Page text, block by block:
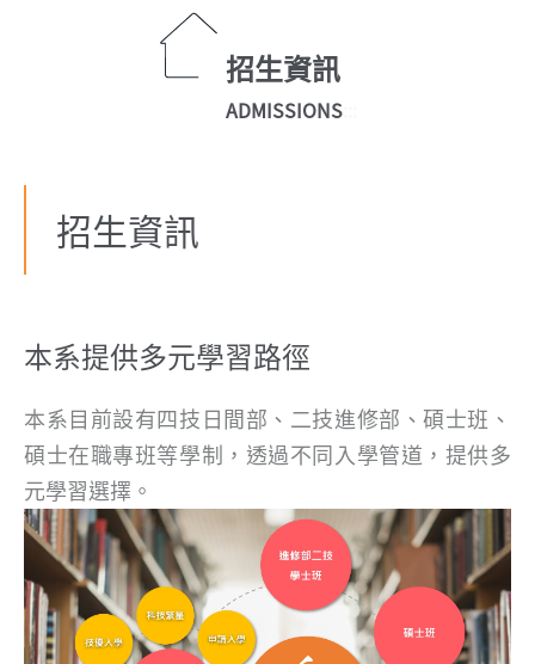
招生資訊
ADMISSIONS
招生資訊
本系提供多元學習路徑
本系目前設有四技日間部、二技進修部、碩士班、
碩士在職專班等學制，透過不同入學管道，提供多
元學習選擇。